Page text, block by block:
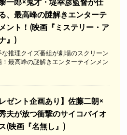
一郎×鬼才・堤幸彦監督が仕
、最高峰の謎解きエンターテ
ント！(映画『ミステリー・ア
』)
な推理クイズ番組が劇場のスクリーン
！最高峰の謎解きエンターテインメン
レゼント企画あり】佐藤二朗×
夫が放つ衝撃のサイコバイオ
(映画『名無し』)